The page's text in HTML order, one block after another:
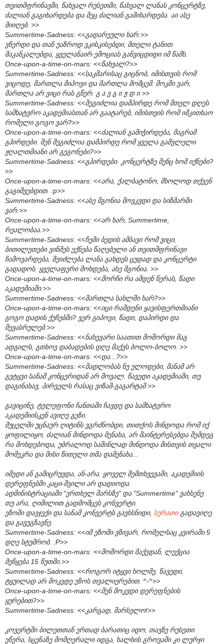
თვითმფრინავში, წახვალ რუსეთში, წახვალ ლანას კონცერტზე,
ძალიან გაგიხარდება და მეც ძალიან გამიხარდება. აი ასე
მიიღებ. >>
Summertime-Sadness: <<გადარეული ხარ.>>
ვწერდი და თან უაზროდ ვკისკისებდი, მთელი ტანით
მაკანკალებდა, ყველანაირ ემოციას განვიცდიდი იმ წამს.
Once-upon-a-time-on-mars: <<წახვალ?>>
Summertime-Sadness: <<საკმარისაც გიცნობ, იმისთვის რომ
ვიცოდე, მართლა მიპოვი და მართლა მომცემ. შოკში ვარ,
მართლა არ ვიცი რას გწერ. გ ა ვ გ ი ჟ დ ი >>
Summertime-Sadness: <<შეგიძლია დამპირდე რომ მთელ დღეს
სამხატვრო აკადემიასთან არ გაატარებ, იმისთვის რომ იმკითხაო
რომელი გოგო ვარ?>>
Once-upon-a-time-on-mars: <<ძალიან გამიჭირდება, მაგრამ
გპირდები. შენ შეგიძლია დამპირდე რომ ყველა გამვლელი
ჟღალთმიანი არ გეგონები?>>
Summertime-Sadness: <<გპირდები. კონცერტზე შენც ხომ იქნები?
>>
Once-upon-a-time-on-mars: <<არა, ქალბატონო, მხოლოდ თქვენ
გაგიშვებდით. :p>>
Summertime-Sadness: <<ასე მგონია მოვკვდი და სიზმარში
ვარ.>>
Once-upon-a-time-on-mars: <<არ ხარ, Summertime,
რეალობაა.>>
Summertime-Sadness: <<ჩემი ბედის ამბავი რომ ვიცი,
ბითილეთები ვინმეს ექნება წაღებული ან თვითმფრინავი
ჩამოვარდება, შეიძლება ლანა გახდეს ცუდად და კონცერტი
გადადოს. ყველაფერი მოხდება, ასე მგონია. >>
Once-upon-a-time-on-mars: <<მორჩი რა ამდენ წერას, წადი
აკადემიაში.>>
Summertime-Sadness: <<მართლა სახლში ხარ?>>
Once-upon-a-time-on-mars: <<იცი რამდენი ყავისფერთმიანი
გოგო დადის ქუჩებში? ვერ გიპოვი, წადი, დაპირდი და
შევასრულებ.>>
Summertime-Sadness: <<ნახევარი საათით მოშორდი მაგ
ადგილს, გთხოვ დაბადების დღე მაქვს ბოლო-ბოლო. >>
Once-upon-a-time-on-mars: <<და...?>>
Summertime-Sadness: <<მადლობას ნუ ელოდები, მანამ არ
გეტყვი სანამ კონცერიდან არ მოვალ. წავედი აკადემიაში, თუ
დაგინახავ, პირველს რასაც ვიზამ-გაგარტამ.>>
გავიცინე, ტელეფონი ჩანთაში ჩავდე და სამხატვრო
აკადემიისკენ ავიღე გეზი.
მუცელში უცნაურ ღიტინს ვგრძნობდი, თითქოს მინდოდა რომ იქ
ყოფილიყო, ძალიან მინდოდა მენახა, არ მაინტერესებდა შემდეგ
რა მოხდებოდა, უბრალოდ საშინლად მინდოდა მისთვის თვალი
მომეკრა და მისი წითელი თმა დამენახა...
იმედი ან გამიცრუვდა, ან-არა. ყოველ შემთხვევაში, აკადემიის
დერეფნებში კაცი-შვილი არ დადიოდა.
ადმინისტრაციაში "ერთხელ მარსზე" და "Summertime" ვახსენე
თუ არა, ღიმილით გადმომცეს კონვერტი.
ეზოში დავჯექი და სანამ კონვერტს გავხსნიდი, სურათიგადავიღე
და გავუგზავნე.
Summertime-Sadness: <<იმ ეზოში ვზივარ, რომელსაც კვირაში 5
დღე სტუმრობ. :P>>
Once-upon-a-time-on-mars: <<მოშორდი მაქედან, ლექცია
მეწყება 15 წუთში.>>
Summertime-Sadness: <<როგორ იტყვი ხოლმე. წავედი,
ტყუილად არ მოკვდე ეზოს თვალიერებით. ^-^>>
Once-upon-a-time-on-mars: <<შენ მოკვდი დერეფნების
ყურებით?>>
Summertime-Sadness: <<კარგად, მარსელო!>>
კოვერტში ბილეთთან ერთად ბარათიც იდო, თავზე რუსეთი
ეწერა, სცენაზე მომღერალი იდგა, ხალხის გროვაში კი ლურჯი